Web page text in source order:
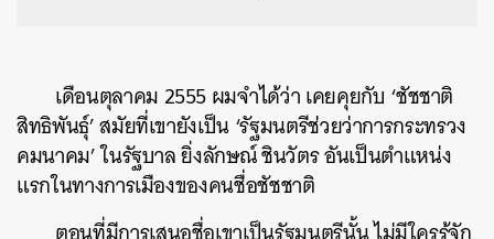
เดือนตุลาคม 2555ผมจำได้ว่าเคยคุยกับ ‘ชัชชาติ
สิทธิพันธุ์’สมัยที่เขายังเป็น‘รัฐมนตรีช่วยว่าการกระทรวง
คมนาคม’ในรัฐบาลยิ่งลักษณ์ชินวัตรอันเป็นตำแหน่ง
แรกในทางการเมืองของคนชื่อชัชชาติ